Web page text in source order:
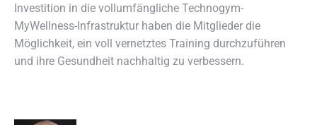
Investition in die vollumfängliche Technogym-
MyWellness-Infrastruktur haben die Mitglieder die
Möglichkeit, ein voll vernetztes Training durchzuführen
und ihre Gesundheit nachhaltig zu verbessern.